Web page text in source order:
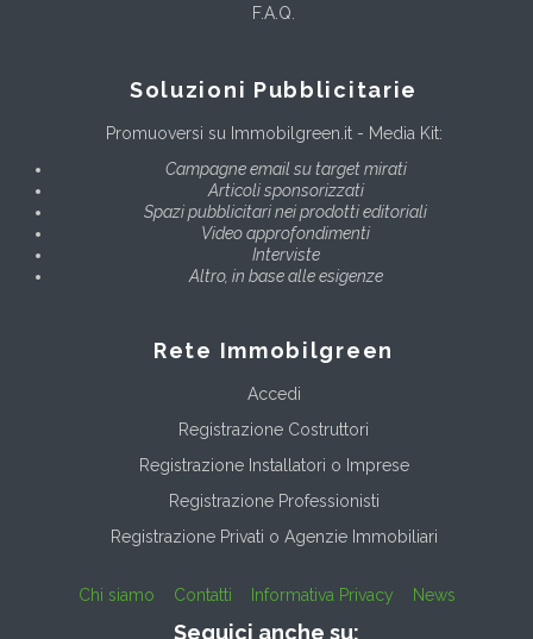
F.A.Q.
Soluzioni Pubblicitarie
Promuoversi su Immobilgreen.it - Media Kit:
Campagne email su target mirati
Articoli sponsorizzati
Spazi pubblicitari nei prodotti editoriali
Video approfondimenti
Interviste
Altro, in base alle esigenze
Rete Immobilgreen
Accedi
Registrazione Costruttori
Registrazione Installatori o Imprese
Registrazione Professionisti
Registrazione Privati o Agenzie Immobiliari
Chi siamo Contatti Informativa Privacy News
Seguici anche su: